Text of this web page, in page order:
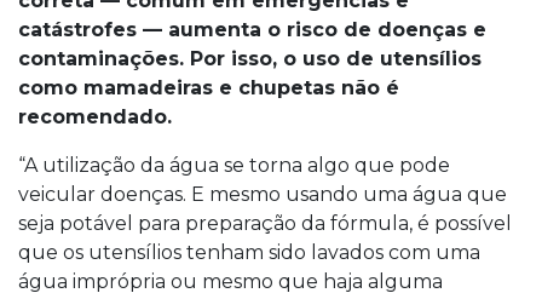
catástrofes — aumenta o risco de doenças e
contaminações. Por isso, o uso de utensílios
como mamadeiras e chupetas não é
recomendado.
“A utilização da água se torna algo que pode
veicular doenças. E mesmo usando uma água que
seja potável para preparação da fórmula, é possível
que os utensílios tenham sido lavados com uma
água imprópria ou mesmo que haja alguma